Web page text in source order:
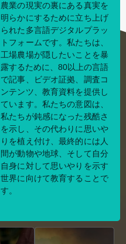
農業の現実の裏にある真実を
明らかにするために立ち上げ
られた多言語デジタルプラッ
トフォームです。私たちは、
工場農場が隠したいことを暴
露するために、80以上の言語
で記事、ビデオ証拠、調査コ
ンテンツ、教育資料を提供し
ています。私たちの意図は、
私たちが鈍感になった残酷さ
を示し、その代わりに思いや
りを植え付け、最終的には人
間が動物や地球、そして自分
自身に対して思いやりを示す
世界に向けて教育することで
す。